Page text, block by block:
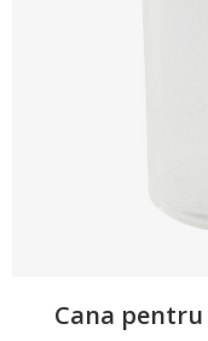
Cana pentru